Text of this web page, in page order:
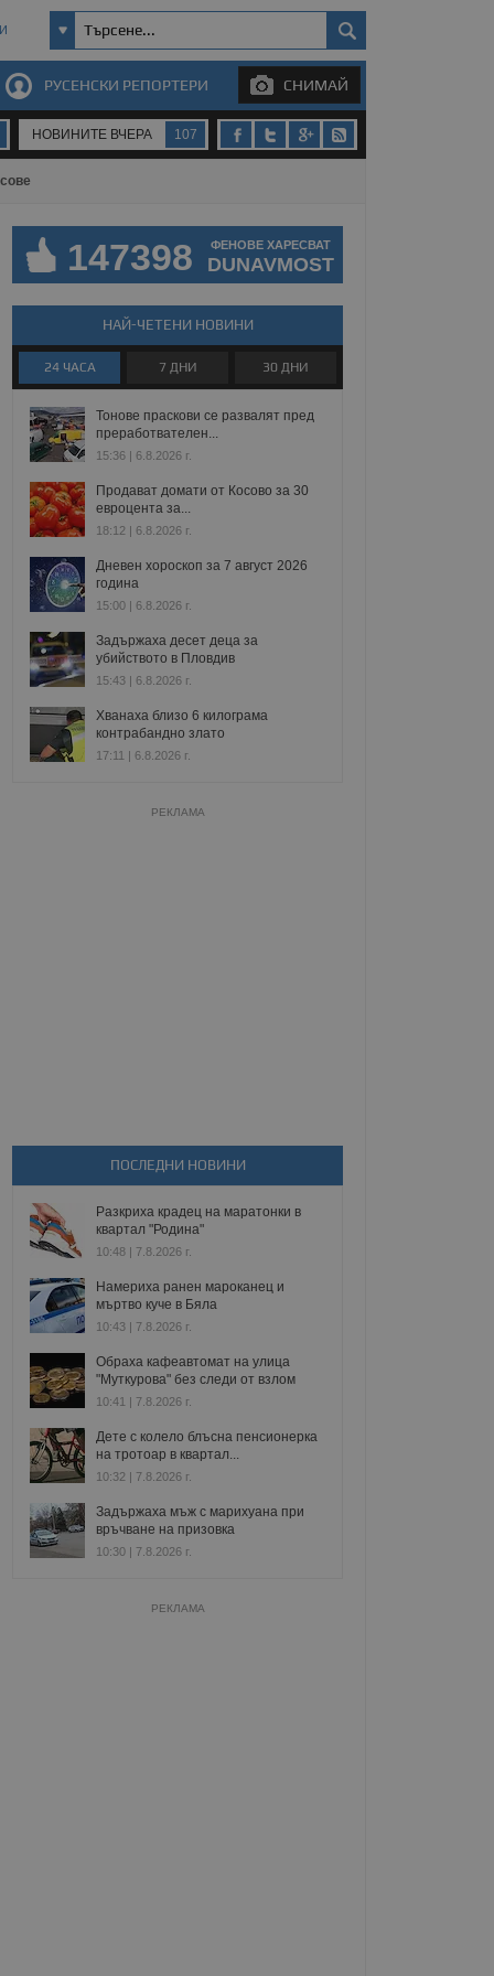
РУСЕНСКИ РЕПОРТЕРИ СНИМАЙ
НОВИНИТЕ ВЧЕРА 107
147398 ФЕНОВЕ ХАРЕСВАТ
DUNAVMOST
НАЙ-ЧЕТЕНИ НОВИНИ
24 ЧАСА 7 ДНИ 30 ДНИ
Тонове праскови се развалят пред
преработвателен...
15:36 | 6.8.2026 г.
Продават домати от Косово за 30
евроцента за...
18:12 | 6.8.2026 г.
Дневен хороскоп за 7 август 2026
година
15:00 | 6.8.2026 г.
Задържаха десет деца за
убийството в Пловдив
15:43 | 6.8.2026 г.
Хванаха близо 6 килограма
контрабандно злато
17:11 | 6.8.2026 г.
РЕКЛАМА
ПОСЛЕДНИ НОВИНИ
Разкриха крадец на маратонки в
квартал "Родина"
10:48 | 7.8.2026 г.
Намериха ранен мароканец и
мъртво куче в Бяла
10:43 | 7.8.2026 г.
Обраха кафеавтомат на улица
"Муткурова" без следи от взлом
10:41 | 7.8.2026 г.
Дете с колело блъсна пенсионерка
на тротоар в квартал...
10:32 | 7.8.2026 г.
Задържаха мъж с марихуана при
връчване на призовка
10:30 | 7.8.2026 г.
РЕКЛАМА